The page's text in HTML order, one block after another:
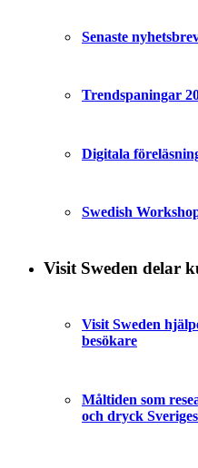
Senaste
Trendspaningar
Digitala
Swedish
Visit Sweden delar
Visit Sweden
besökare
Måltiden som
och dryck